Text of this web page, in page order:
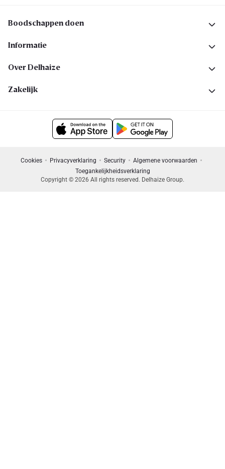
Boodschappen doen
Informatie
Over Delhaize
Zakelijk
Cookies Privacyverklaring Security
Algemene voorwaarden
Toegankelijkheidsverklaring
Copyright © 2026 All rights reserved. Delhaize Group.